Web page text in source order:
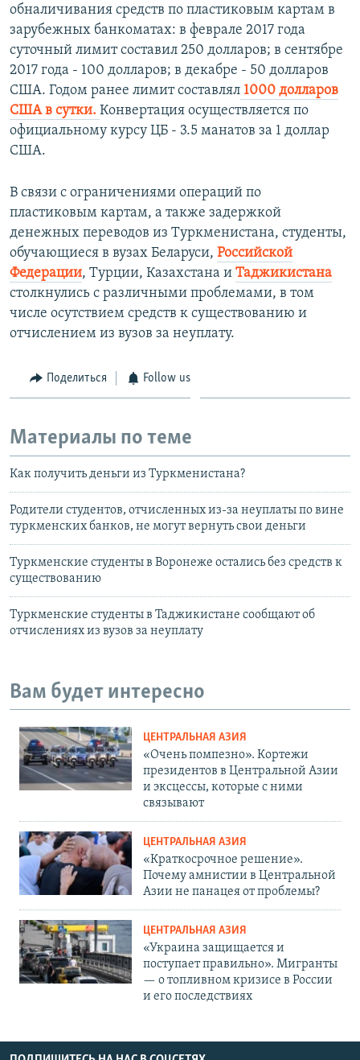
обналичивания средств по пластиковым картам в
зарубежных банкоматах: в феврале 2017 года
суточный лимит составил 250 долларов; в сентябре
2017 года - 100 долларов; в декабре - 50 долларов
США. Годом ранее лимит составлял 1000 долларов
США в сутки. Конвертация осуществляется по
официальному курсу ЦБ - 3.5 манатов за 1 доллар
США.​
В связи с ограничениями операций по
пластиковым картам, а также задержкой
денежных переводов из Туркменистана, студенты,
обучающиеся в вузах Беларуси, Российской
Федерации, Турции, Казахстана и Таджикистана
столкнулись с различными проблемами, в том
числе осутствием средств к существованию и
отчислением из вузов за неуплату.
Поделиться Follow us
Материалы по теме
Как получить деньги из Туркменистана?
Родители студентов, отчисленных из-за неуплаты по вине
туркменских банков, не могут вернуть свои деньги
Туркменские студенты в Воронеже остались без средств к
существованию
Туркменские студенты в Таджикистане сообщают об
отчислениях из вузов за неуплату
Вам будет интересно
ЦЕНТРАЛЬНАЯ АЗИЯ
«Очень помпезно». Кортежи
президентов в Центральной Азии
и эксцессы, которые с ними
связывают
ЦЕНТРАЛЬНАЯ АЗИЯ
«Краткосрочное решение».
Почему амнистии в Центральной
Азии не панацея от проблемы?
ЦЕНТРАЛЬНАЯ АЗИЯ
«Украина защищается и
поступает правильно». Мигранты
— о топливном кризисе в России
и его последствиях